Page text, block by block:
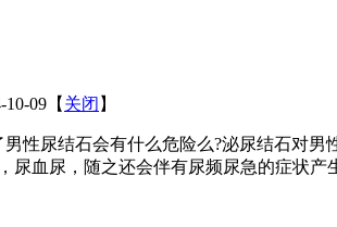
09【 关闭 】
尿结石会有什么危险么?泌尿结石对男
血尿，随之还会伴有尿频尿急的症状产